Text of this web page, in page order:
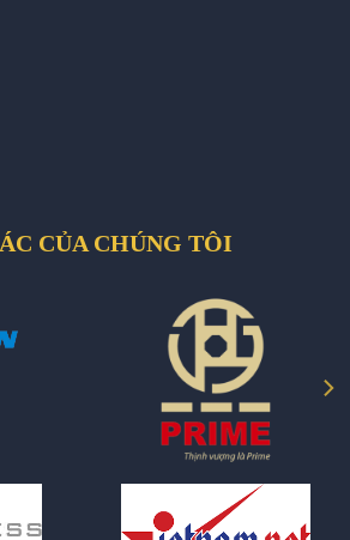
CỦA CHÚNG TÔI